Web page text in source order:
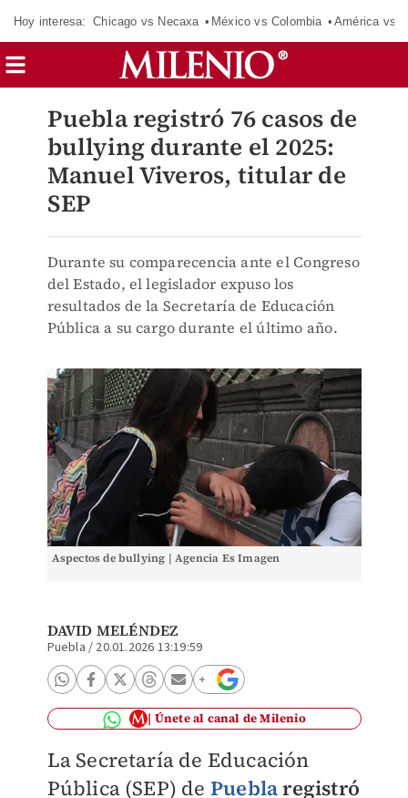
Hoy interesa: Chicago vs Necaxa México vs Colombia América vs
Puebla registró 76 casos de
bullying durante el 2025:
Manuel Viveros, titular de
SEP
Durante su comparecencia ante el Congreso
del Estado, el legislador expuso los
resultados de la Secretaría de Educación
Pública a su cargo durante el último año.
Aspectos de bullying | Agencia Es Imagen
DAVID MELÉNDEZ
Puebla / 20.01.2026 13:19:59
Únete al canal de Milenio
La Secretaría de Educación
Pública (SEP) de Pueblaregistró